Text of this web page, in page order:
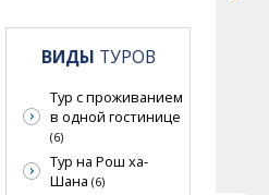
ВИДЫ ТУРОВ
Тур с проживанием
в одной гостинице
(6)
Тур на Рош ха-
Шана (6)